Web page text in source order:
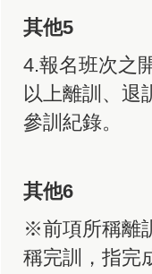
其他5
4.報名班次之
以上離訓、退
參訓紀錄。
其他6
※前項所稱離
稱完訓，指完